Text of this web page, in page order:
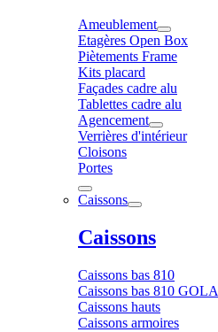
Ameublement
Etagères Open Box
Piètements Frame
Kits placard
Façades cadre alu
Tablettes cadre alu
Agencement
Verrières d'intérieur
Cloisons
Portes
Caissons
Caissons
Caissons bas 810
Caissons bas 810 GOLA
Caissons hauts
Caissons armoires